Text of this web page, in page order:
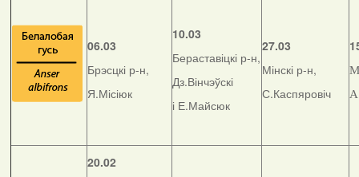
06.03
Брэсцкі р-н,
Я.Місіюк
10.03
Бераставіцкі р-н,
Дз.Вінчэўскі
і Е.Майсюк
27.03
Мінскі р-н,
С.Каспяровіч
20.02